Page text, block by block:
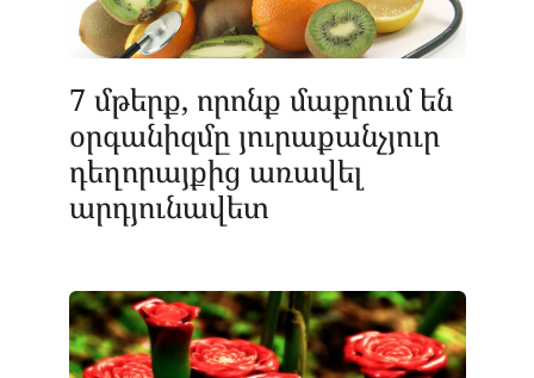
7 մթերք, որոնք մաքրում են
օրգանիզմը յուրաքանչյուր
դեղորայքից առավել
արդյունավետ